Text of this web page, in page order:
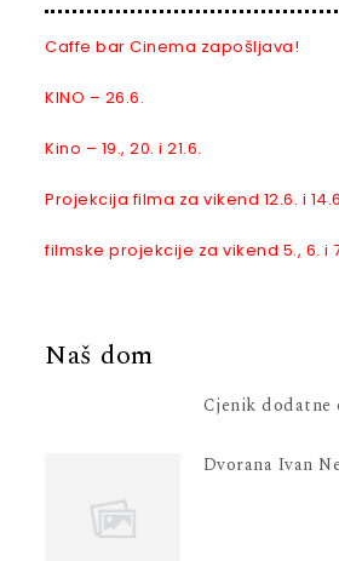
Caffe bar Cinema zapošljava!
KINO – 26.6.
Kino – 19., 20. i 21.6.
Projekcija filma za vikend 12.6. i
filmske projekcije za vikend 5., 6. i
Naš dom
Cjenik dodatne
Dvorana Ivan